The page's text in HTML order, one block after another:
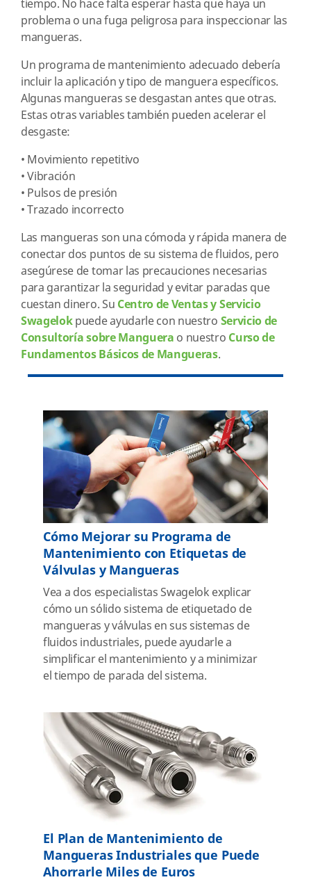
tiempo. No hace falta esperar hasta que haya un
problema o una fuga peligrosa para inspeccionar las
mangueras.
Un programa de mantenimiento adecuado debería
incluir la aplicación y tipo de manguera específicos.
Algunas mangueras se desgastan antes que otras.
Estas otras variables también pueden acelerar el
desgaste:
• Movimiento repetitivo
•Vibración
• Pulsos de presión
•Trazado incorrecto
Las mangueras son una cómoda y rápida manera de
conectar dos puntos de su sistema de fluidos, pero
asegúrese de tomar las precauciones necesarias
para garantizar la seguridad y evitar paradas que
cuestan dinero. Su Centro de Ventas y Servicio
Swagelokpuede ayudarle con nuestro Servicio de
Consultoría sobre Manguera o nuestro Curso de
Fundamentos Básicos de Mangueras.
Cómo Mejorar su Programa de
Mantenimiento con Etiquetas de
Válvulas y Mangueras
Vea a dos especialistas Swagelok explicar
cómo un sólido sistema de etiquetado de
mangueras y válvulas en sus sistemas de
fluidos industriales, puede ayudarle a
simplificar el mantenimiento y a minimizar
el tiempo de parada del sistema.
El Plan de Mantenimiento de
Mangueras Industriales que Puede
Ahorrarle Miles de Euros